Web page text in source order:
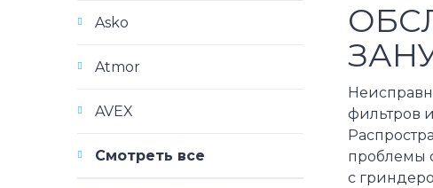
фильтров
проблемы
с
Asko
Atmor
AVEX
Смотреть все